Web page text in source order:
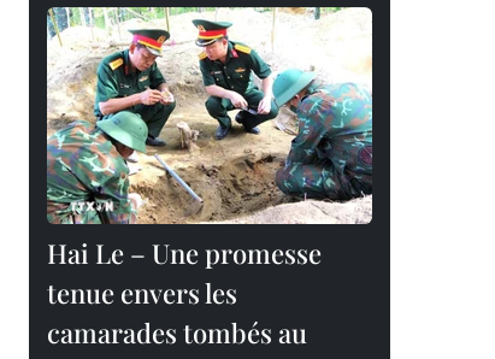
Hai Le – Une promesse
tenue envers les
camarades tombés au